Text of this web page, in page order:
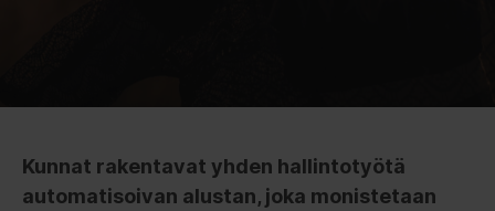
Kunnat rakentavat yhden hallintotyötä
automatisoivan alustan, joka monistetaan